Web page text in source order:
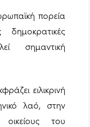
πορεία
σημαντική
ειλικρινή
λαό, στην
του